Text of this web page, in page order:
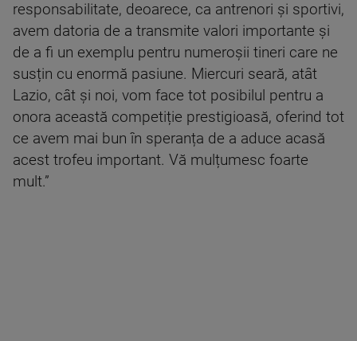
responsabilitate, deoarece, ca antrenori și sportivi,
avem datoria de a transmite valori importante și
de a fi un exemplu pentru numeroșii tineri care ne
susțin cu enormă pasiune. Miercuri seară, atât
Lazio, cât și noi, vom face tot posibilul pentru a
onora această competiție prestigioasă, oferind tot
ce avem mai bun în speranța de a aduce acasă
acest trofeu important. Vă mulțumesc foarte
mult.”